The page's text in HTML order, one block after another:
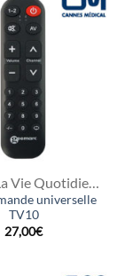
Aides À La Vie Quotidienne
universelle
TV10
27,00€